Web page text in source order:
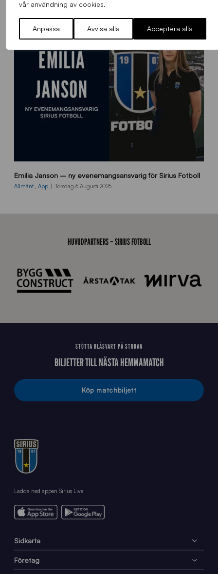
vår användning av cookies.
Anpassa Avvisa alla Acceptera alla
m
d
0
0
Emilia Janson – ny evenemangsansvarig för Sirius Fotboll
Allmänt , App Torsdag 6 Augusti 2026
HUVUDPARTNERS – SIRIUS FOTBOLL
STÖTTA BLÅSVART PÅ STUDAN
BILJETTER TILL NÄSTA HEMMAMATCH
Köp matchbiljett
Ladda ned appen Sirius Live
Sidkarta
Företag